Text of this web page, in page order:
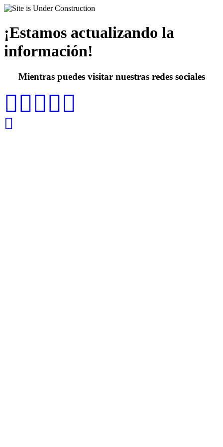
¡Estamos actualizando la
información!
Mientras puedes visitar nuestras redes sociales